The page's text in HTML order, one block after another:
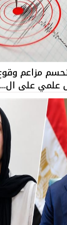
علمي على ال...